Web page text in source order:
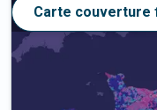
Carte couverture